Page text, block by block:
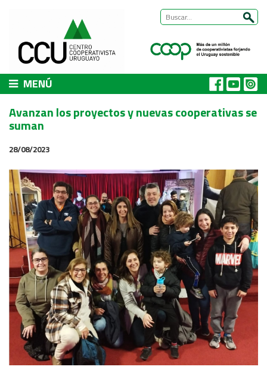
MENÚ
Presentación
Autoridades y equipo
ÁREAS DE TRABAJO
Cómo trabajamos
Área Habitat
Acerca del Área
Programas
Trabajos
Área Rural
Acerca del Área
Programas
Programas Centrales
REGIONAL LITORAL
Avanzan los proyectos y nuevas cooperativas se
suman
28/08/2023